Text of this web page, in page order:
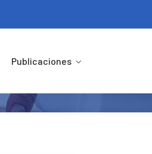
Publicaciones